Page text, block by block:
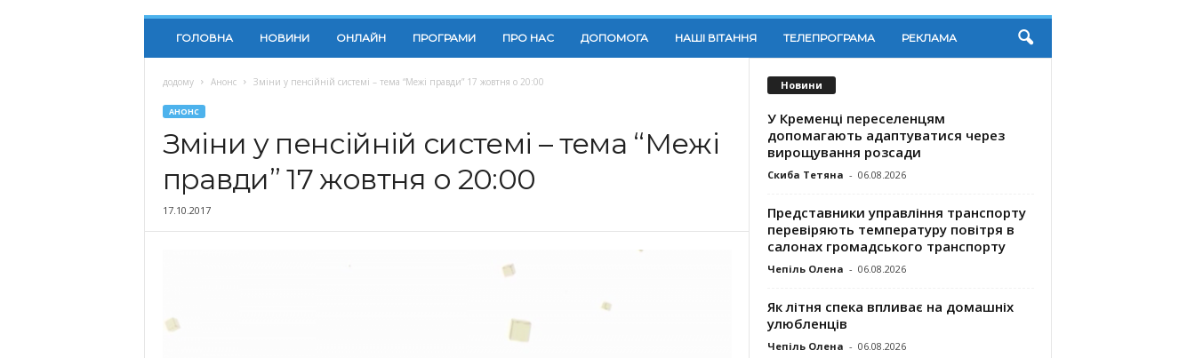
ГОЛОВНА НОВИНИ ОНЛАЙН ПРОГРАМИ ПРО НАС ДОПОМОГА НАШІ ВІТАННЯ ТЕЛЕПРОГРАМА РЕКЛАМА
додому Анонс Зміни у пенсійній системі – тема “Межі правди” 17 жовтня о 20:00
АНОНС
Зміни у пенсійній системі – тема “Межі
правди” 17 жовтня о 20:00
17.10.2017
Новини
У Кременці переселенцям
допомагають адаптуватися через
вирощування розсади
Скиба Тетяна - 06.08.2026
Представники управління транспорту
перевіряють температуру повітря в
салонах громадського транспорту
Чепіль Олена - 06.08.2026
Як літня спека впливає на домашніх
улюбленців
Чепіль Олена - 06.08.2026